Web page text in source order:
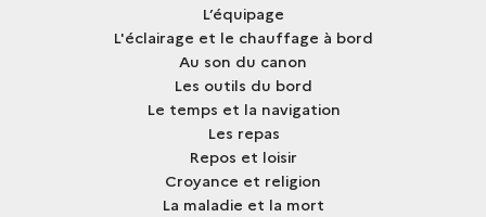
L’équipage
L'éclairage et le chauffage à bord
Au son du canon
Les outils du bord
Le temps et la navigation
Les repas
Repos et loisir
Croyance et religion
La maladie et la mort